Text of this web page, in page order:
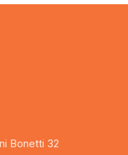
Bonetti 32